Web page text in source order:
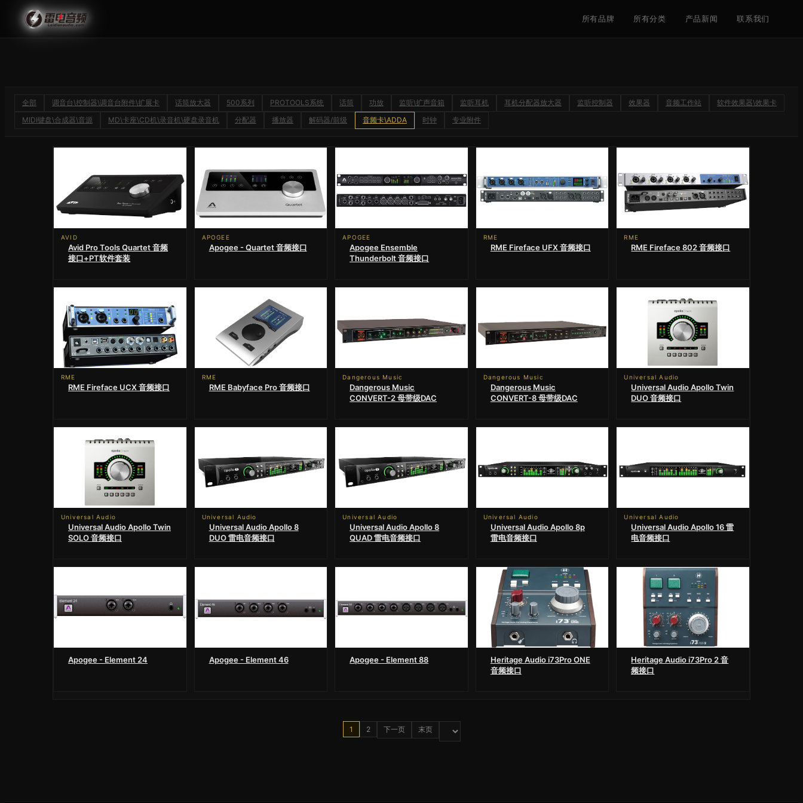
所有品牌 所有分类 产品新闻 联系我们
全部 调音台\控制器\调音台附件\扩展卡 话筒放大器 500系列 PROTOOLS系统 话筒 功放 监听\扩声音箱 监听耳机 耳机分配器放大器 监听控制器 效果器 音频工作站
软件效果器\效果卡
MIDI键盘\合成器\音源
MD\卡座\CD机\录音机\硬盘录音机 分配器 播放器 解码器/前级 音频卡\ADDA 时钟 专业附件
AVID
Avid Pro Tools Quartet 音频
接口+PT软件套装
APOGEE
Apogee - Quartet 音频接口
APOGEE
Apogee Ensemble
Thunderbolt 音频接口
RME
RME Fireface UFX 音频接口
RME
RME Fireface 802 音频接口
RME
RME Fireface UCX 音频接口
RME
RME Babyface Pro 音频接口
Dangerous Music
Dangerous Music
CONVERT-2 母带级DAC
Dangerous Music
Dangerous Music
CONVERT-8 母带级DAC
Universal Audio
Universal Audio Apollo Twin
DUO 音频接口
Universal Audio
Universal Audio Apollo Twin
SOLO 音频接口
Universal Audio
Universal Audio Apollo 8
DUO 雷电音频接口
Universal Audio
Universal Audio Apollo 8
QUAD 雷电音频接口
Universal Audio
Universal Audio Apollo 8p
雷电音频接口
Universal Audio
Universal Audio Apollo 16 雷
电音频接口
Apogee - Element 24 Apogee - Element 46 Apogee - Element 88
Heritage Audio i73Pro ONE
音频接口
Heritage Audio i73Pro 2 音
频接口
1 2 下一页 末页